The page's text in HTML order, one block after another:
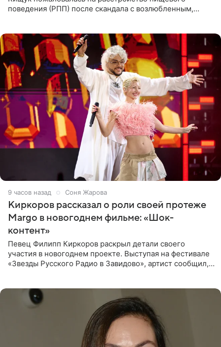
поведения (РПП) после скандала с возлюбленным,
9 часов назад Соня Жарова
Киркоров рассказал о роли своей протеже
Margo в новогоднем фильме: «Шок-
контент»
Певец Филипп Киркоров раскрыл детали своего
участия в новогоднем проекте. Выступая на фестивале
«Звезды Русского Радио в Завидово», артист сообщил,